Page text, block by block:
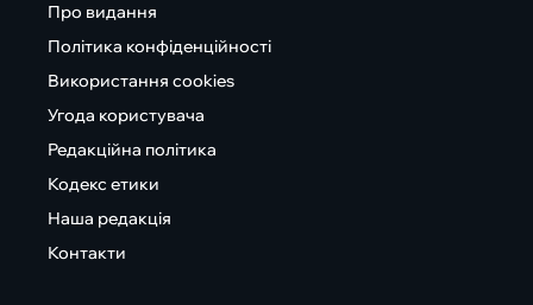
Про видання
Політика конфіденційності
Використання cookies
Угода користувача
Редакційна політика
Кодекс етики
Наша редакція
Контакти